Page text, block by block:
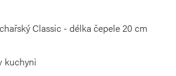
Classic - délka čepele 20 cm
kuchyni